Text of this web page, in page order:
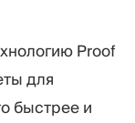
Proof
для
быстрее и